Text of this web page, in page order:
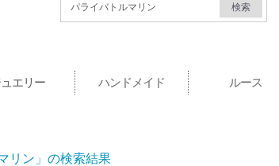
検索
エリー ハンドメイド ルース
リン」の検索結果